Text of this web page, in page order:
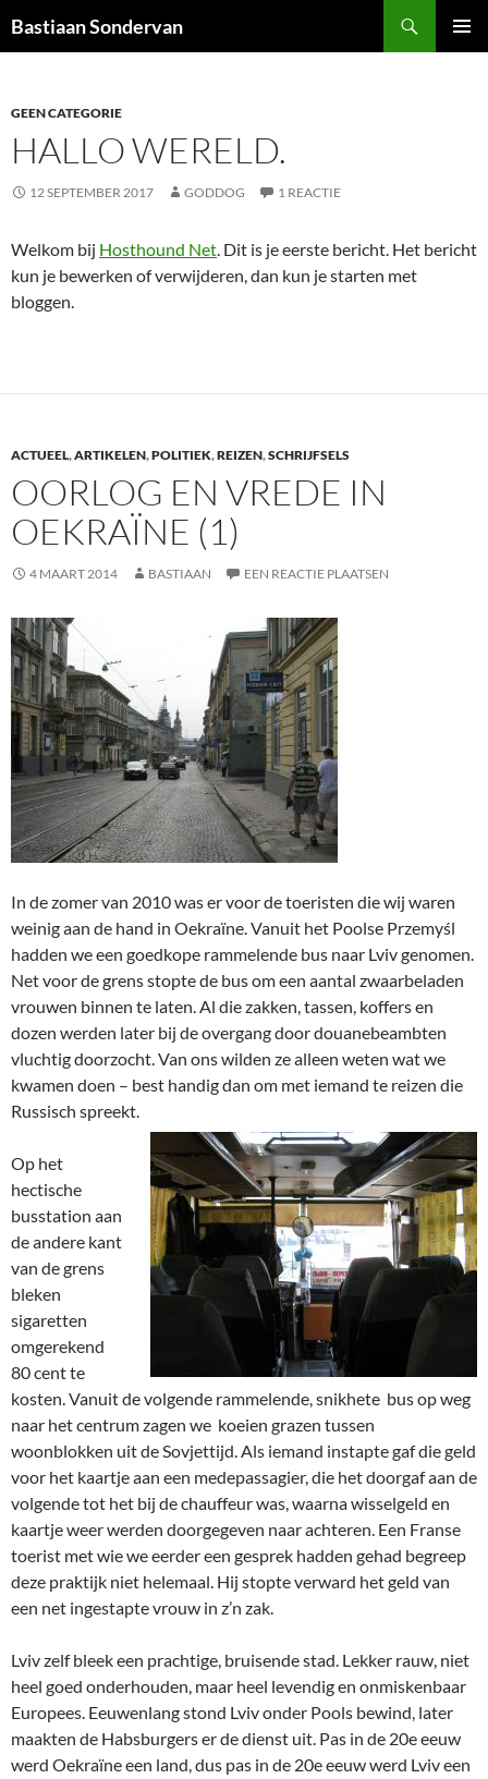
naar
Bastiaan Sondervan
GEEN CATEGORIE
HALLO WERELD.
12 SEPTEMBER 2017 GODDOG 1 REACTIE
Welkom bij Hosthound Net. Dit is je eerste bericht. Het bericht
kun je bewerken of verwijderen, dan kun je starten met
bloggen.
ACTUEEL,ARTIKELEN,POLITIEK,REIZEN,SCHRIJFSELS
OORLOG EN VREDE IN
OEKRAÏNE (1)
4 MAART 2014 BASTIAAN EEN REACTIE PLAATSEN
In de zomer van 2010 was er voor de toeristen die wij waren
weinig aan de hand in Oekraïne. Vanuit het Poolse Przemyśl
hadden we een goedkope rammelende bus naar Lviv genomen.
Net voor de grens stopte de bus om een aantal zwaarbeladen
vrouwen binnen te laten. Al die zakken, tassen, koffers en
dozen werden later bij de overgang door douanebeambten
vluchtig doorzocht. Van ons wilden ze alleen weten wat we
kwamen doen – best handig dan om met iemand te reizen die
Russisch spreekt.
Op het
hectische
busstation aan
de andere kant
van de grens
bleken
sigaretten
omgerekend
80 cent te
kosten. Vanuit de volgende rammelende, snikhete bus op weg
naar het centrum zagen we koeien grazen tussen
woonblokken uit de Sovjettijd. Als iemand instapte gaf die geld
voor het kaartje aan een medepassagier, die het doorgaf aan de
volgende tot het bij de chauffeur was, waarna wisselgeld en
kaartje weer werden doorgegeven naar achteren. Een Franse
toerist met wie we eerder een gesprek hadden gehad begreep
deze praktijk niet helemaal. Hij stopte verward het geld van
een net ingestapte vrouw in z’n zak.
Lviv zelf bleek een prachtige, bruisende stad. Lekker rauw, niet
heel goed onderhouden, maar heel levendig en onmiskenbaar
Europees. Eeuwenlang stond Lviv onder Pools bewind, later
maakten de Habsburgers er de dienst uit. Pas in de 20e eeuw
werd Oekraïne een land, dus pas in de 20e eeuw werd Lviv een